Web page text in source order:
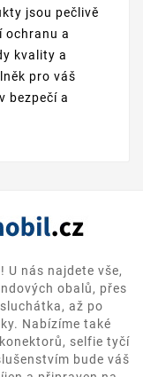
jsou pečlivě
ochranu a
kvality a
pro váš
bezpečí a
U nás najdete vše,
obalů, přes
až po
Nabízíme také
selfie tyčí
bude váš